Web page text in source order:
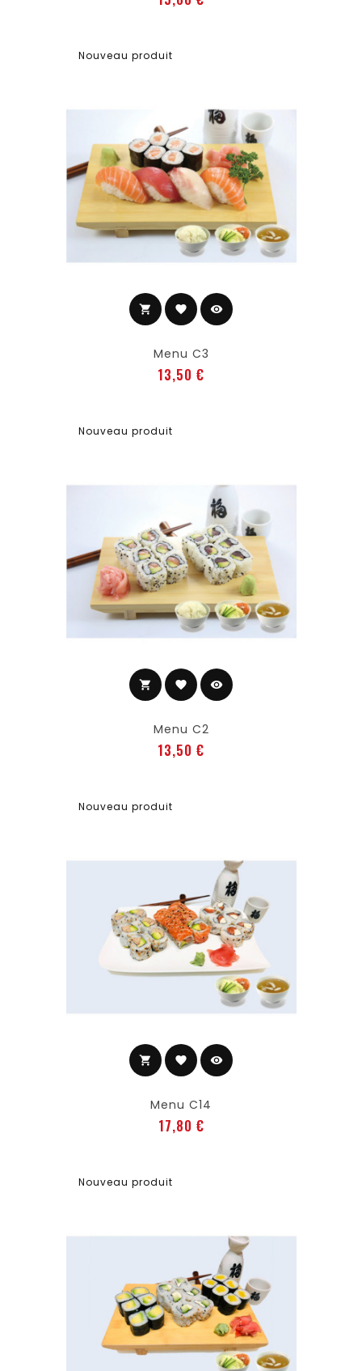
Nouveau produit
shopping_cart favorite visibility
Menu C3
13,50 €
Nouveau produit
shopping_cart favorite visibility
Menu C2
13,50 €
Nouveau produit
shopping_cart favorite visibility
Menu C14
17,80 €Prix
Nouveau produit